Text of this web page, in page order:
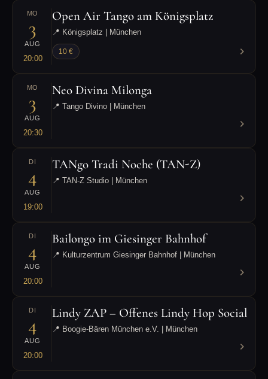
MO
3
AUG
20:00
Open Air Tango am Königsplatz
📍 Königsplatz | München
10 €
MO
3
AUG
20:30
Neo Divina Milonga
📍 Tango Divino | München
DI
4
AUG
19:00
TANgo Tradi Noche (TAN-Z)
📍 TAN-Z Studio | München
DI
4
AUG
20:00
Bailongo im Giesinger Bahnhof
📍 Kulturzentrum Giesinger Bahnhof | München
DI
4
AUG
20:00
Lindy ZAP – Offenes Lindy Hop Social
📍 Boogie-Bären München e.V. | München